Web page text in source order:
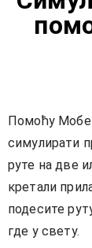
Помоћу
симулирати
руте на две
кретали
подесите
где у свету.